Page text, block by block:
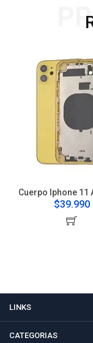
Cuerpo Iphone 11
$39.990
LINKS
CATEGORIAS